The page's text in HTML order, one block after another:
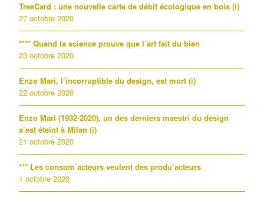
TreeCard : une nouvelle carte de débit écologique en bois (i)
27 octobre 2020
**** Quand la science prouve que l’art fait du bien
23 octobre 2020
Enzo Mari, l’incorruptible du design, est mort (i)
22 octobre 2020
Enzo Mari (1932-2020), un des derniers maestri du design
s’est éteint à Milan (i)
21 octobre 2020
*** Les consom’acteurs veulent des produ’acteurs
1 octobre 2020